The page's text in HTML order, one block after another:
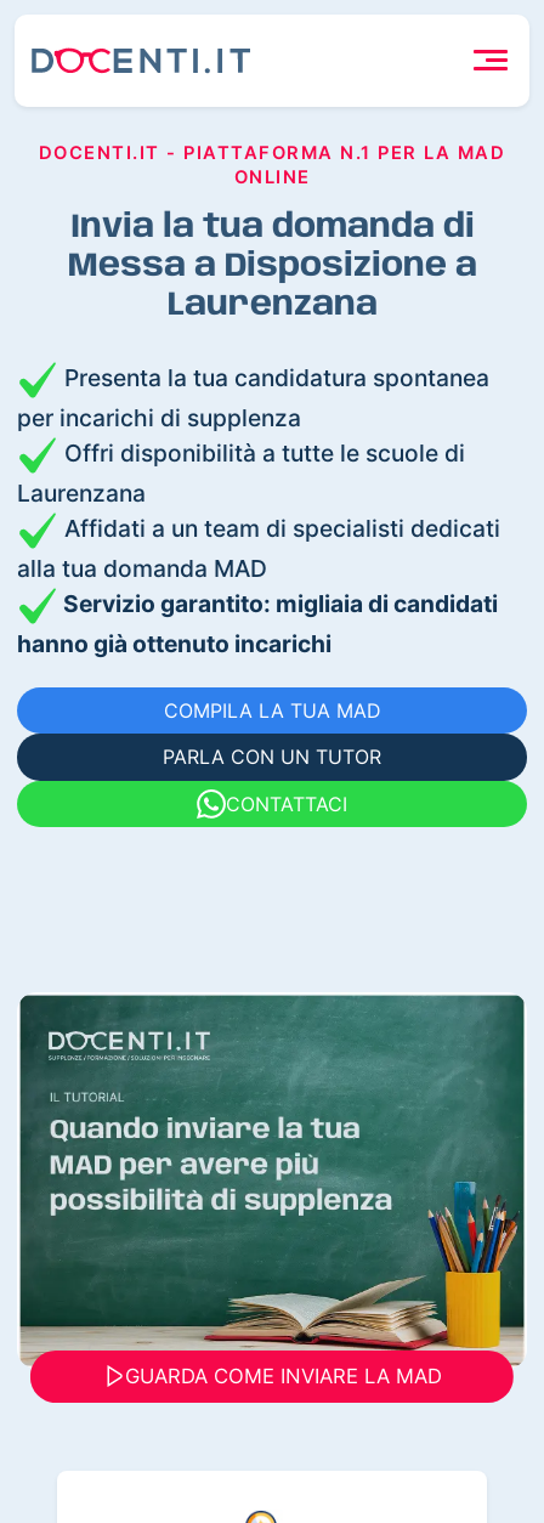
DOCENTI.IT - PIATTAFORMA N.1 PER LA MAD
ONLINE
Invia la tua domanda di
Messa a Disposizione a
Laurenzana
Presenta la tua candidatura spontanea
per incarichi di supplenza
Offri disponibilità a tutte le scuole di
Laurenzana
Affidati a un team di specialisti dedicati
alla tua domanda MAD
Servizio garantito: migliaia di candidati
hanno già ottenuto incarichi
COMPILA LA TUA MAD
PARLA CON UN TUTOR
CONTATTACI
GUARDA COME INVIARE LA MAD